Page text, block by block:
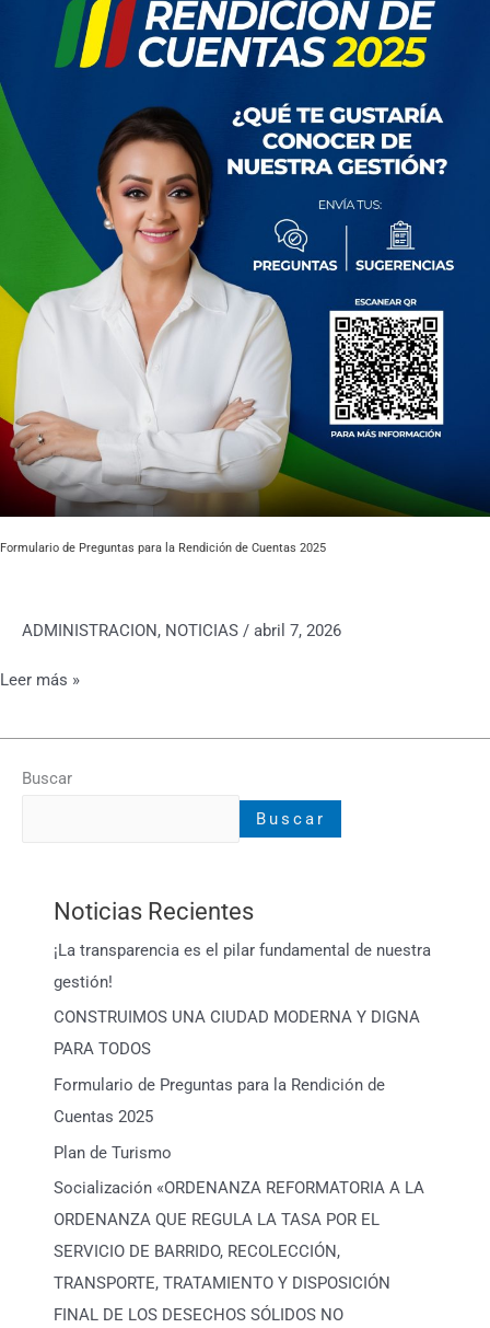
Formulario de Preguntas para la Rendición de Cuentas 2025
ADMINISTRACION , NOTICIAS / abril 7, 2026
Rendición
Cuentas
2025
Leer más »
Buscar
Buscar
Noticias Recientes
¡La transparencia es el pilar fundamental de nuestra
gestión!
CONSTRUIMOS UNA CIUDAD MODERNA Y DIGNA
PARA TODOS
Formulario de Preguntas para la Rendición de
Cuentas 2025
Plan de Turismo
Socialización «ORDENANZA REFORMATORIA A LA
ORDENANZA QUE REGULA LA TASA POR EL
SERVICIO DE BARRIDO, RECOLECCIÓN,
TRANSPORTE, TRATAMIENTO Y DISPOSICIÓN
FINAL DE LOS DESECHOS SÓLIDOS NO